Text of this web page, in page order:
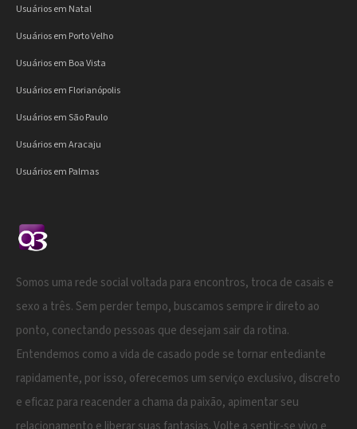
Usuários em Natal
Usuários em Porto Velho
Usuários em Boa Vista
Usuários em Florianópolis
Usuários em São Paulo
Usuários em Aracaju
Usuários em Palmas
Somos uma rede social voltada para encontros, troca de casais e
sexo a três. Sem perder tempo, buscamos sempre ir direto ao
ponto, conectando pessoas que desejam sair da rotina.
Entendemos como a vida de casado pode se tornar entediante
rapidamente, por isso, oferecemos um serviço exclusivo, discreto
e eficaz para reacender a chama da paixão, apimentar seu